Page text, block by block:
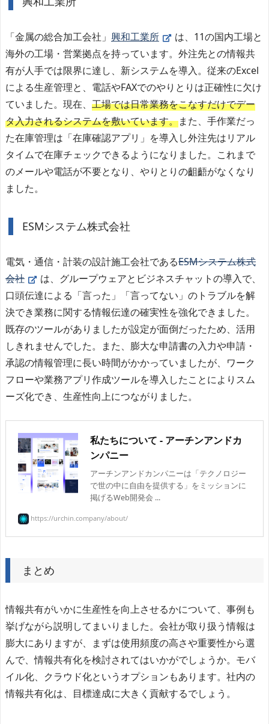
「金属の総合加工会社」 興和工業所
は、11の国内工場と
海外の工場・営業拠点を持っています。外注先との情報共
有が人手では限界に達し、新システムを導入。従来のExcel
による生産管理と、電話やFAXでのやりとりは正確性に欠け
ていました。現在、 工場では日常業務をこなすだけでデー
タ入力されるシステムを敷いています。また、手作業だっ
た在庫管理は「在庫確認アプリ」を導入し外注先はリアル
タイムで在庫チェックできるようになりました。これまで
のメールや電話が不要となり、やりとりの齟齬がなくなり
ました。
ESMシステム株式会社
電気・通信・計装の設計施工会社であるESMシステム株式
会社
は、グループウェアとビジネスチャットの導入で、
口頭伝達による「言った」「言ってない」のトラブルを解
決でき業務に関する情報伝達の確実性を強化できました。
既存のツールがありましたが設定が面倒だったため、活用
しきれませんでした。また、膨大な申請書の入力や申請・
承認の情報管理に長い時間がかかっていましたが、ワーク
フローや業務アプリ作成ツールを導入したことによりスム
ーズ化でき、生産性向上につながりました。
私たちについて - アーチンアンドカ
ンパニー
アーチンアンドカンパニーは「テクノロジー
で世の中に自由を提供する」をミッションに
掲げるWeb開発会 ...
https://urchin.company/about/
まとめ
情報共有がいかに生産性を向上させるかについて、事例も
挙げながら説明してまいりました。会社が取り扱う情報は
膨大にありますが、まずは使用頻度の高さや重要性から選
んで、情報共有化を検討されてはいかがでしょうか。モバ
イル化、クラウド化というオプションもあります。社内の
情報共有化は、目標達成に大きく貢献するでしょう。